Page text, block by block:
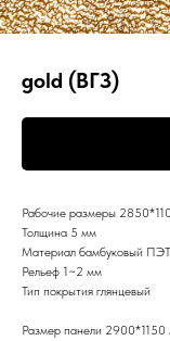
gold (ВГЗ)
Рабочие размеры
Толщина 5 мм
Материал бамбуковый
Рельеф 1~2 мм
Тип покрытия глянцевый
Размер панели 2900*1150